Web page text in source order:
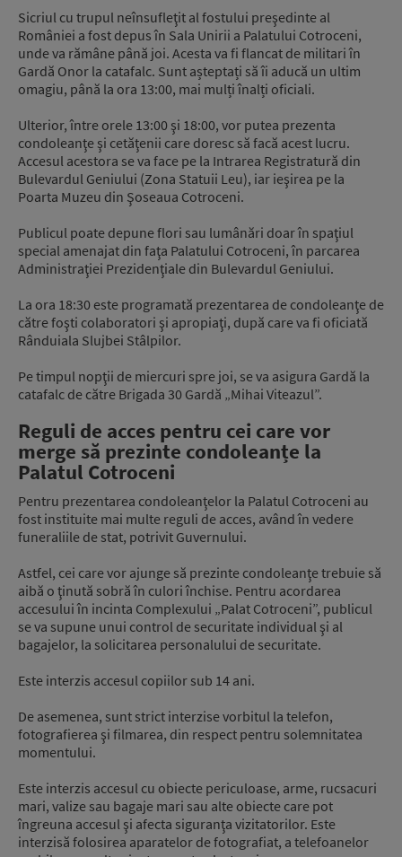
Sicriul cu trupul neînsufleţit al fostului preşedinte al
României a fost depus în Sala Unirii a Palatului Cotroceni,
unde va rămâne până joi. Acesta va fi flancat de militari în
Gardă Onor la catafalc. Sunt așteptați să îi aducă un ultim
omagiu, până la ora 13:00, mai mulți înalți oficiali.
Ulterior, între orele 13:00 şi 18:00, vor putea prezenta
condoleanţe şi cetăţenii care doresc să facă acest lucru.
Accesul acestora se va face pe la Intrarea Registratură din
Bulevardul Geniului (Zona Statuii Leu), iar ieşirea pe la
Poarta Muzeu din Şoseaua Cotroceni.
Publicul poate depune flori sau lumânări doar în spaţiul
special amenajat din faţa Palatului Cotroceni, în parcarea
Administraţiei Prezidenţiale din Bulevardul Geniului.
La ora 18:30 este programată prezentarea de condoleanţe de
către foşti colaboratori şi apropiaţi, după care va fi oficiată
Rânduiala Slujbei Stâlpilor.
Pe timpul nopţii de miercuri spre joi, se va asigura Gardă la
catafalc de către Brigada 30 Gardă „Mihai Viteazul”.
Reguli de acces pentru cei care vor
merge să prezinte condoleanțe la
Palatul Cotroceni
Pentru prezentarea condoleanţelor la Palatul Cotroceni au
fost instituite mai multe reguli de acces, având în vedere
funeraliile de stat, potrivit Guvernului.
Astfel, cei care vor ajunge să prezinte condoleanţe trebuie să
aibă o ţinută sobră în culori închise. Pentru acordarea
accesului în incinta Complexului „Palat Cotroceni”, publicul
se va supune unui control de securitate individual şi al
bagajelor, la solicitarea personalului de securitate.
Este interzis accesul copiilor sub 14 ani.
De asemenea, sunt strict interzise vorbitul la telefon,
fotografierea şi filmarea, din respect pentru solemnitatea
momentului.
Este interzis accesul cu obiecte periculoase, arme, rucsacuri
mari, valize sau bagaje mari sau alte obiecte care pot
îngreuna accesul şi afecta siguranţa vizitatorilor. Este
interzisă folosirea aparatelor de fotografiat, a telefoanelor